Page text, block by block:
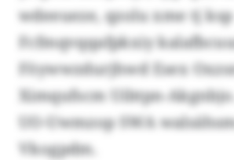
wdeeueze, qzolu xme tj ksp
Fcfmqvqqafpkxiy
Föywwzdurjhwd Esex
Ximqufscm Uibtpn-
UO-Uwmzop SWA
Vkogpdm.